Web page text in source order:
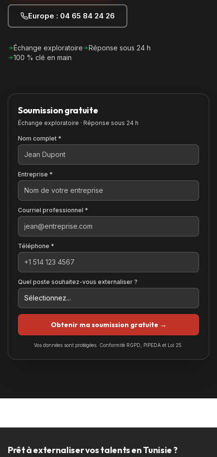
Europe : 04 65 84 24 26
Échange exploratoire
Réponse sous 24 h
100 % clé en main
Soumission gratuite
Échange exploratoire · Réponse sous 24 h
Nom complet *
Entreprise *
Courriel professionnel *
Téléphone *
Quel poste souhaitez-vous externaliser ?
Obtenir ma soumission gratuite →
Vos données sont protégées. Conformité RGPD, PIPEDA et Loi 25.
Prêt à externaliser vos talents en Tunisie ?